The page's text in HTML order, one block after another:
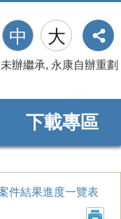
未辦繼承 永康自辦重劃
中 大
下載專區
件結果進度一覽表